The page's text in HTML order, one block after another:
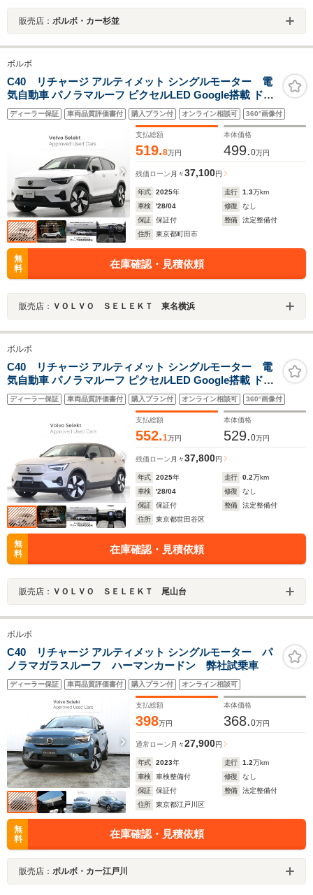
販売店： ボルボ・カー杉並
ボルボ
C40 リチャージ アルティメット シングルモーター 電
気自動車 パノラマルーフ ピクセルLED Google搭載 ドラ
レコ harman/kardonプレミアムサウンド 前後シートヒー
ター ステアリングホイールヒーター 20インチAW パワー
テールゲート ワイヤレススマホチャージ
ディーラー保証 車両品質評価書付 購入プラン付 オンライン相談可 360°画像付
支払総額
519.8万円
本体価格
499.0万円
残価ローン 月々37,100円
年式 2025年 走行 1.3万km
車検
'28/04 修復
なし
保証
保証付 整備
法定整備付
住所
東京都町田市
無
料
在庫確認・見積依頼
販売店： ＶＯＬＶＯ ＳＥＬＥＫＴ 東名横浜
ボルボ
C40 リチャージ アルティメット シングルモーター 電
気自動車 パノラマルーフ ピクセルLED Google搭載 ドラ
レコ サンドデューンメタリック テイラードウールブレン
ドシート クリスタルシフトノブ harman/kardonプレミア
ムサウンド 前後シートヒーター 20インチAW
ディーラー保証 車両品質評価書付 購入プラン付 オンライン相談可 360°画像付
支払総額
552.1万円
本体価格
529.0万円
残価ローン 月々37,800円
年式 2025年 走行 0.2万km
車検
'28/04 修復
なし
保証
保証付 整備
法定整備付
住所
東京都世田谷区
無
料
在庫確認・見積依頼
販売店： ＶＯＬＶＯ ＳＥＬＥＫＴ 尾山台
ボルボ
C40 リチャージ アルティメット シングルモーター パ
ノラマガラスルーフ ハーマンカードン 弊社試乗車
ディーラー保証 車両品質評価書付 購入プラン付 オンライン相談可
支払総額
398万円
本体価格
368.0万円
通常ローン 月々27,900円
年式 2023年 走行 1.2万km
車検
車検整備付 修復
なし
保証
保証付 整備
法定整備付
住所
東京都江戸川区
無
料
在庫確認・見積依頼
販売店： ボルボ・カー江戸川